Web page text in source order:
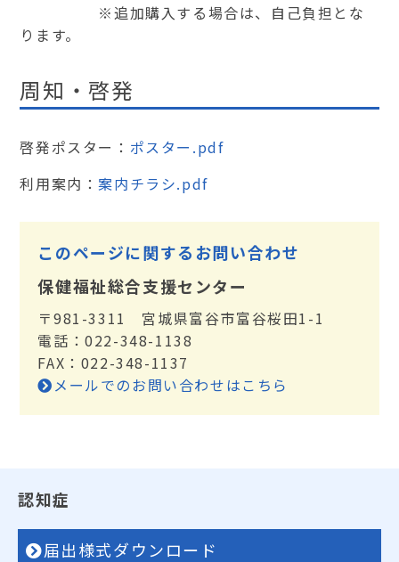
※追加購入する場合は、自己負担とな
ります。
周知・啓発
啓発ポスター： ポスター.pdf
利用案内：案内チラシ.pdf
このページに関するお問い合わせ
保健福祉総合支援センター
〒981-3311 宮城県富谷市富谷桜田1-1
電話：022-348-1138
FAX：022-348-1137
メールでのお問い合わせはこちら
認知症
届出様式ダウンロード